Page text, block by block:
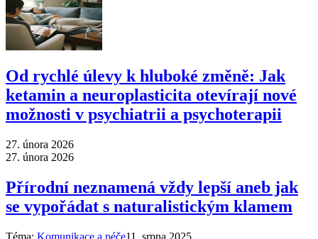
Od rychlé úlevy k hluboké změně: Jak
ketamin a neuroplasticita otevírají nové
možnosti v psychiatrii a psychoterapii
27. února 2026
27. února 2026
Přírodní neznamená vždy lepší aneb jak
se vypořádat s naturalistickým klamem